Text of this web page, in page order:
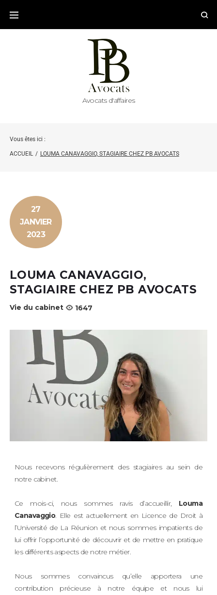
Avocats d'affaires
Vous êtes ici :
ACCUEIL / LOUMA CANAVAGGIO, STAGIAIRE CHEZ PB AVOCATS
27
JANVIER
2023
LOUMA CANAVAGGIO,
STAGIAIRE CHEZ PB AVOCATS
Vie du cabinet 1647
Nous recevons régulièrement des stagiaires au sein de
notre cabinet.
Ce mois-ci, nous sommes ravis d’accueillir, Louma
Canavaggio. Elle est actuellement en Licence de Droit à
l’Université de La Réunion et nous sommes impatients de
lui offrir l’opportunité de découvrir et de mettre en pratique
les différents aspects de notre métier.
Nous sommes convaincus qu’elle apportera une
contribution précieuse à notre équipe et nous lui